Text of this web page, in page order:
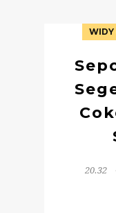
20.32